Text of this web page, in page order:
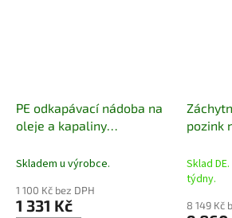
PE odkapávací nádoba na
oleje a kapaliny
Skladem u výrobce.
1 100 Kč bez DPH
1 331 Kč
pozink
Sklad
týdny.
8 149 Kč